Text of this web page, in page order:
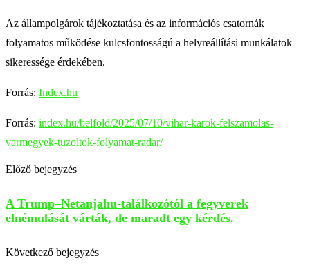
Az állampolgárok tájékoztatása és az információs csatornák
folyamatos működése kulcsfontosságú a helyreállítási munkálatok
sikeressége érdekében.
Forrás: Index.hu
Forrás: index.hu/belfold/2025/07/10/vihar-karok-felszamolas-
varmegyek-tuzoltok-folyamat-radar/
Előző bejegyzés
A Trump–Netanjahu-találkozótól a fegyverek
elnémulását várták, de maradt egy kérdés.
Következő bejegyzés